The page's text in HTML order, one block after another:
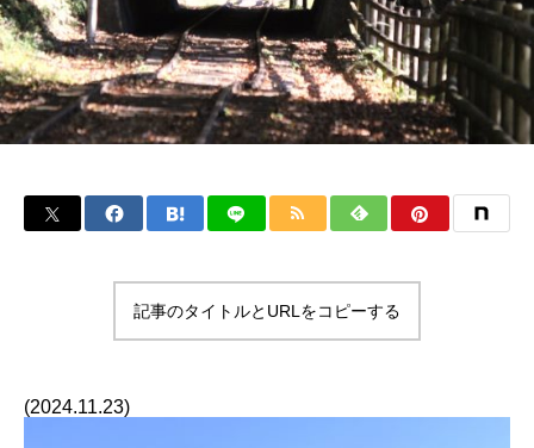
記事のタイトルとURLをコピーする
(2024.11.23)